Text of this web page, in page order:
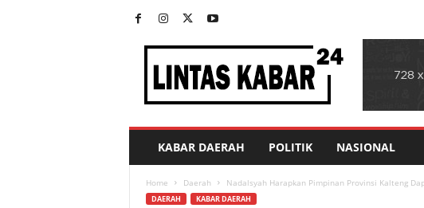
KABAR DAERAH POLITIK NASIONAL
Home Daerah Nadalsyah Harapkan Pimpinan Provinsi Kalteng
DAERAH KABAR DAERAH